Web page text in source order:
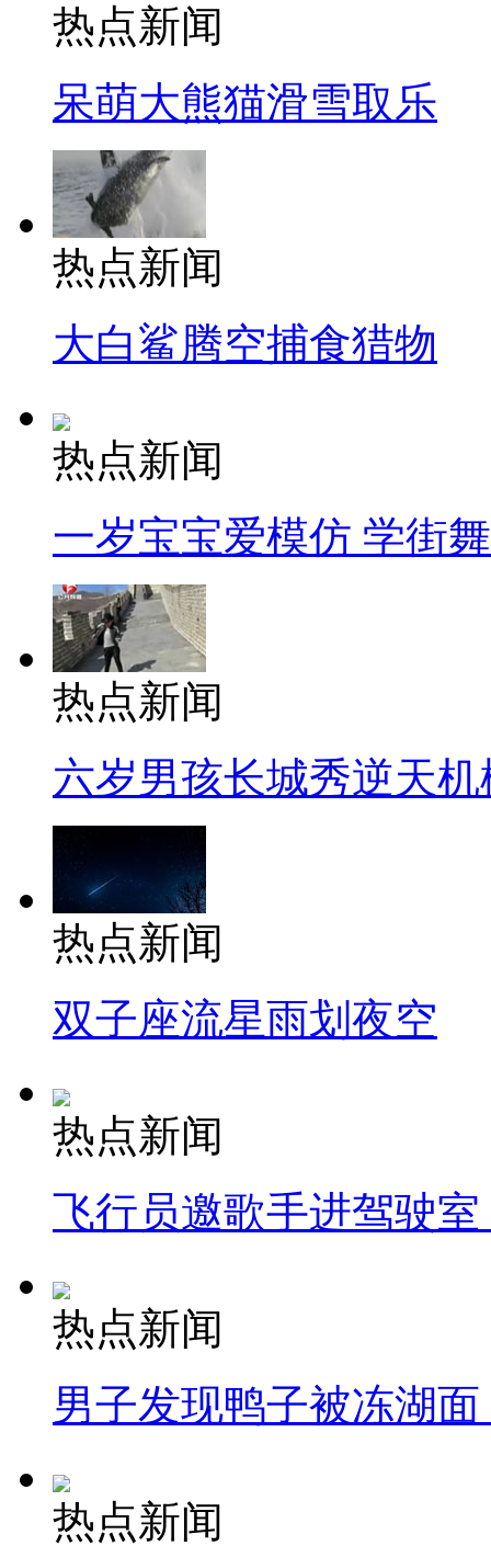
热点新闻
呆萌大熊猫滑雪取乐
热点新闻
大白鲨腾空捕食猎物
热点新闻
一岁宝宝爱模仿 学街
热点新闻
六岁男孩长城秀逆天机
热点新闻
双子座流星雨划夜空
热点新闻
飞行员邀歌手进驾驶
热点新闻
男子发现鸭子被冻湖
热点新闻